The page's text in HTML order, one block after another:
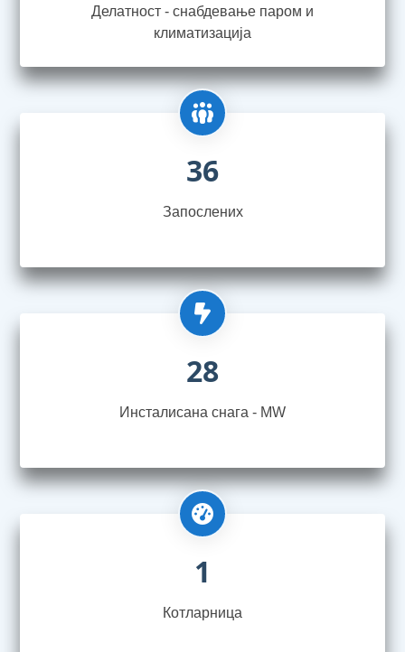
Делатност - снабдевање паром и
климатизација
36
Запослениx
28
Инсталисана снага - MW
1
Котларница